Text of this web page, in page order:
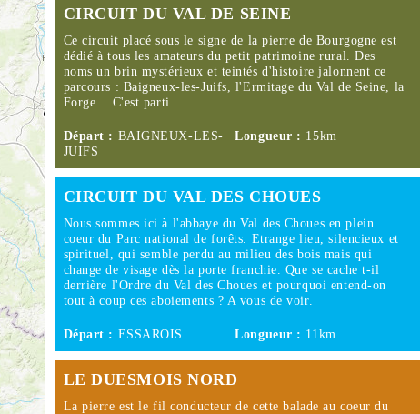
CIRCUIT DU VAL DE SEINE
Ce circuit placé sous le signe de la pierre de Bourgogne est
dédié à tous les amateurs du petit patrimoine rural. Des
noms un brin mystérieux et teintés d'histoire jalonnent ce
parcours : Baigneux-les-Juifs, l'Ermitage du Val de Seine, la
Forge... C'est parti.
Départ : BAIGNEUX-LES-
JUIFS
Longueur : 15km
CIRCUIT DU VAL DES CHOUES
Nous sommes ici à l'abbaye du Val des Choues en plein
coeur du Parc national de forêts. Etrange lieu, silencieux et
spirituel, qui semble perdu au milieu des bois mais qui
change de visage dès la porte franchie. Que se cache t-il
derrière l'Ordre du Val des Choues et pourquoi entend-on
tout à coup ces aboiements ? A vous de voir.
Départ : ESSAROIS Longueur : 11km
LE DUESMOIS NORD
La pierre est le fil conducteur de cette balade au coeur du